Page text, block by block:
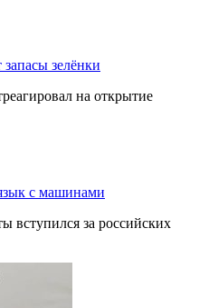
зелёнки
на открытие
с машинами
вступился за российских